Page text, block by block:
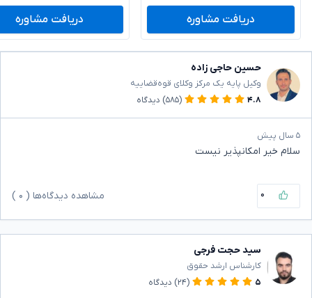
دریافت مشاوره دریافت مشاوره
حسین حاجی زاده
وکیل پایه یک مرکز وکلای قوه‌قضاییه
۴.۸
(۵۸۵) دیدگاه
۵ سال پیش
سلام خیر امکانپذیر نیست
۰ مشاهده دیدگاه‌ها ( ۰
سید حجت فرجی
کارشناس ارشد حقوق
۵
(۲۴) دیدگاه